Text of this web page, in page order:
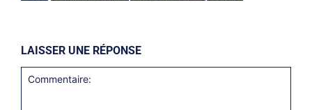
LAISSER UNE RÉPONSE